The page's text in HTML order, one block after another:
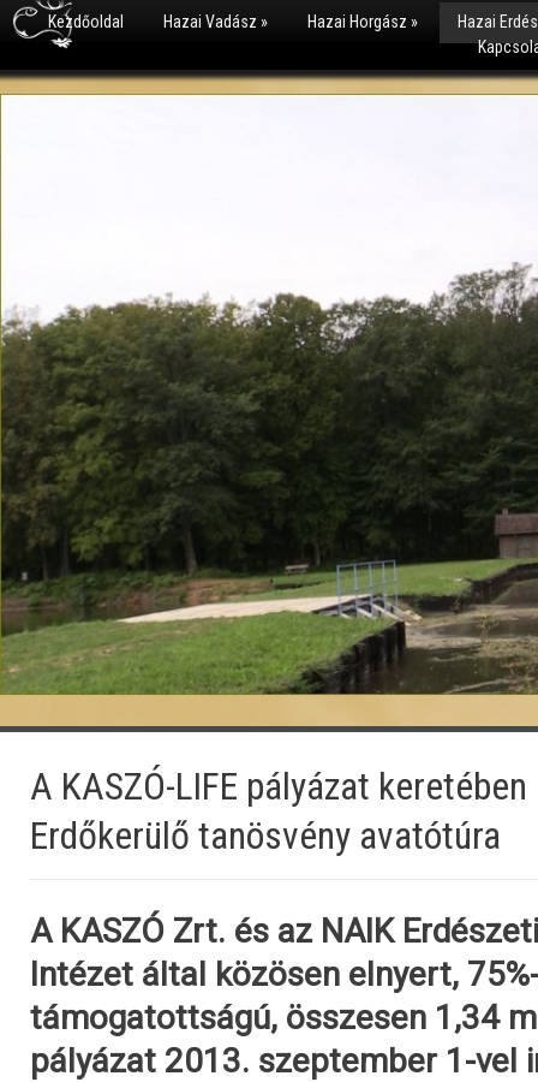
Kezdőoldal Hazai Vadász » Hazai Horgász »
Hazai
A KASZÓ-LIFE pályázat
Erdőkerülő tanösvény avatótúra
A KASZÓ Zrt. és az NAIK
Intézet által közösen elnyert,
támogatottságú, összesen 1,34
pályázat 2013. szeptember 1-vel